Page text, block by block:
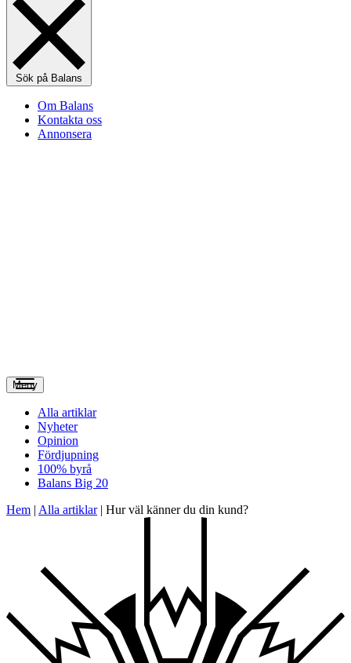
Sök på Balans
Om Balans
Kontakta oss
Annonsera
Meny
Alla artiklar
Nyheter
Opinion
Fördjupning
100% byrå
Balans Big 20
Hem | Alla artiklar| Hur väl känner du din kund?